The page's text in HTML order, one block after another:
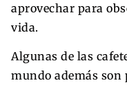
aprovechar para
vida.
Algunas de las
mundo además son